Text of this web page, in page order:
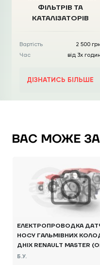
ФІЛЬТРІВ ТА
КАТАЛІЗАТОРІВ
Вартість
2 500 грн
Час
від 3х годин
ДІЗНАТИСЬ БІЛЬШЕ
ВАС МОЖЕ
ЕЛЕКТРОПРОВОДКА
НОСУ ГАЛЬМІВНИХ
ДНІХ RENAULT MASTER
VANO, NISSAN NV400)
Б.У.